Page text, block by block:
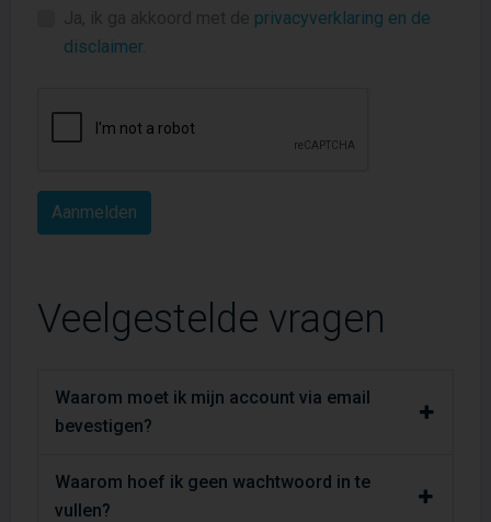
Ja, ik ga akkoord met de privacyverklaring en de
disclaimer.
Veelgestelde vragen
Waarom moet ik mijn account via email
bevestigen?
Waarom hoef ik geen wachtwoord in te
vullen?